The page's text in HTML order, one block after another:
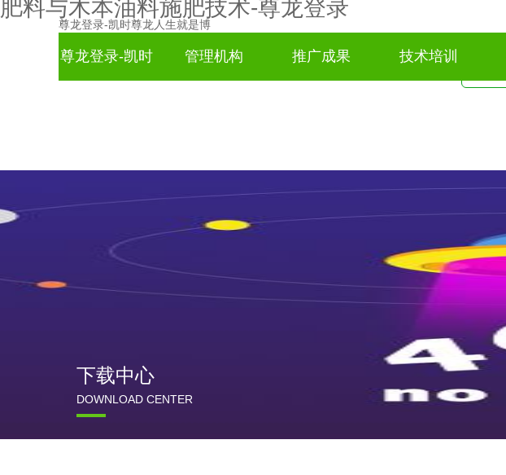
肥料与木本油料施肥技术-尊龙登录
尊龙登录-凯时尊龙人生就是博
尊龙登录-凯时 管理机构 推广成果 技术培训
下载中心
DOWNLOAD CENTER